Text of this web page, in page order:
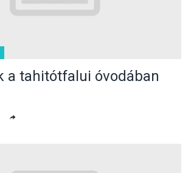
a tahitótfalui óvodában